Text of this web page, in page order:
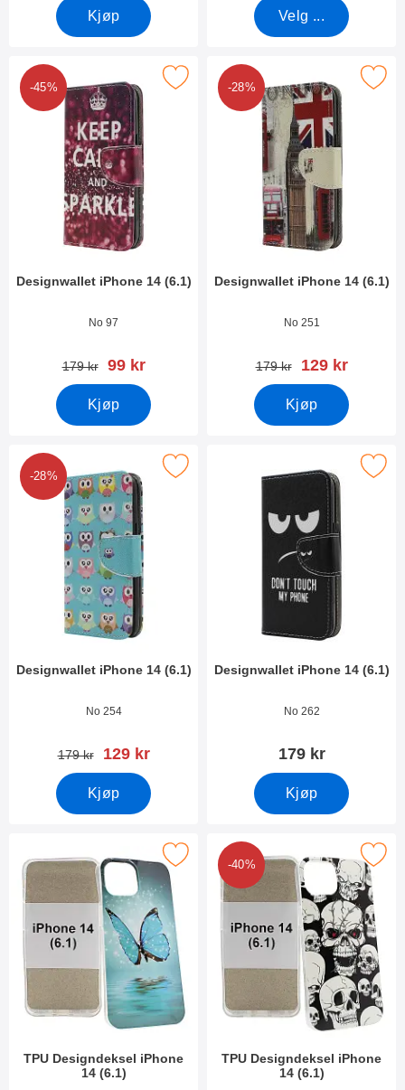
Kjøp Velg ...
-45%
Designwallet iPhone 14 (6.1)
Varenummer 44910
No 97
gammel pris
179 kr ny pris
99 kr
Kjøp
Merk designwallet iPhone 14 (6.1) som favoritt
-28%
Designwallet iPhone 14 (6.1)
Varenummer 44908
No 251
gammel pris
179 kr ny pris
129 kr
Kjøp
Merk designwallet iPhone
-28%
Designwallet iPhone 14 (6.1)
Varenummer 44905
No 254
gammel pris
179 kr ny pris
129 kr
Kjøp
Merk designwallet iPhone 14 (6.1) som favoritt
Designwallet iPhone 14 (6.1)
Varenummer 44902
No 262
179 kr
Kjøp
Merk designwallet iPhone
TPU Designdeksel iPhone
14 (6.1)
Merk tPU Designdeksel iPhone 14 (6.1) som favoritt
-40%
TPU Designdeksel iPhone
14 (6.1)
Merk tPU Designdeksel